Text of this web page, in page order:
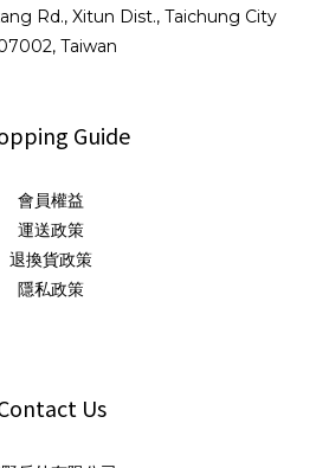
Rd., Xitun Dist., Taichung City
Taiwan
Guide
會員權益
運送政策
退換貨政策
隱私政策
Us